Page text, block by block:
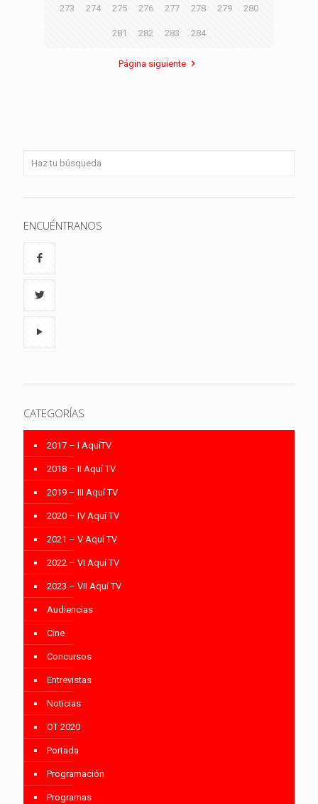
273 274 275 276 277 278 279 280
281 282 283 284
Página siguiente
ENCUÉNTRANOS
CATEGORÍAS
2017 – I AquíTV
2018 – II Aquí TV
2019 – III Aquí TV
2020 – IV Aquí TV
2021 – V Aquí TV
2022 – VI Aquí TV
2023 – VII Aquí TV
Audiencias
Cine
Concursos
Entrevistas
Noticias
OT 2020
Portada
Programación
Programas